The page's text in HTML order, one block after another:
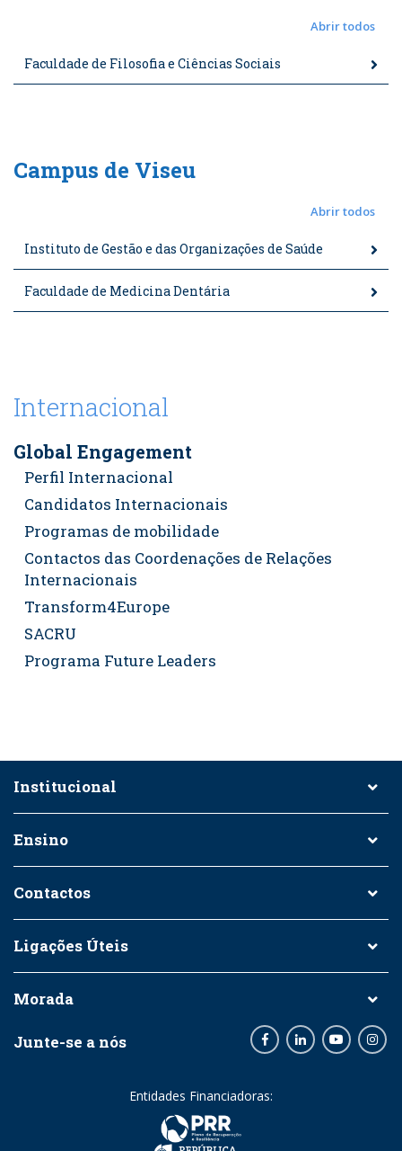
Abrir todos
Faculdade de Filosofia e Ciências Sociais
Campus de Viseu
Abrir todos
Instituto de Gestão e das Organizações de Saúde
Faculdade de Medicina Dentária
Internacional
Global Engagement
Perfil Internacional
Candidatos Internacionais
Programas de mobilidade
Contactos das Coordenações de Relações
Internacionais
Transform4Europe
SACRU
Programa Future Leaders
Institucional
Ensino
Contactos
Ligações Úteis
Morada
Junte-se a nós FacebookLinkedInYoutube
Entidades Financiadoras: